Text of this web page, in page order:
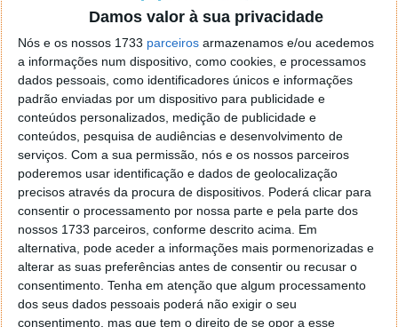
Damos valor à sua privacidade
Nós e os nossos 1733 parceiros armazenamos e/ou acedemos
a informações num dispositivo, como cookies, e processamos
dados pessoais, como identificadores únicos e informações
padrão enviadas por um dispositivo para publicidade e
conteúdos personalizados, medição de publicidade e
conteúdos, pesquisa de audiências e desenvolvimento de
serviços. Com a sua permissão, nós e os nossos parceiros
poderemos usar identificação e dados de geolocalização
precisos através da procura de dispositivos. Poderá clicar para
consentir o processamento por nossa parte e pela parte dos
nossos 1733 parceiros, conforme descrito acima. Em
alternativa, pode aceder a informações mais pormenorizadas e
alterar as suas preferências antes de consentir ou recusar o
consentimento. Tenha em atenção que algum processamento
dos seus dados pessoais poderá não exigir o seu
consentimento, mas que tem o direito de se opor a esse
agradecido, caso contrario obrigado a mesma
Vítor M.
7 de Novembro de 2005 às 01:39
@Reporter
Desculpa mas o link funciona. Seja como for segue por mail
o MSn Messenger 8.
Responder
Vítor M.
7 de Novembro de 2005 às 11:21
@Rui
Tens de encontrar o que te falei. Faz da seguinte maneira,
janela iniciar e no topo dessa janela com o botão direito do
rato faz propriedades. Depois no separador Menu ‘Iniciar’
clica no botão ‘Personalizar’ aí encontrarás no separador
geral a opção para escolheres o Browser com que queres